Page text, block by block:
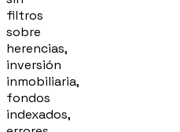
filtros
sobre
herencias,
inversión
inmobiliaria,
fondos
indexados,